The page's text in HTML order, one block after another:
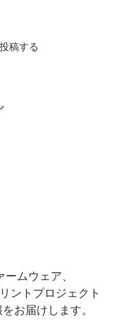
稿する
ムウェア、
ントプロジェクト
お届けします。